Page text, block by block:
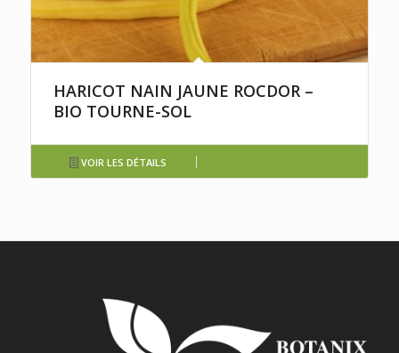
HARICOT NAIN JAUNE ROCDOR –
BIO TOURNE-SOL
VOIR LES DÉTAILS